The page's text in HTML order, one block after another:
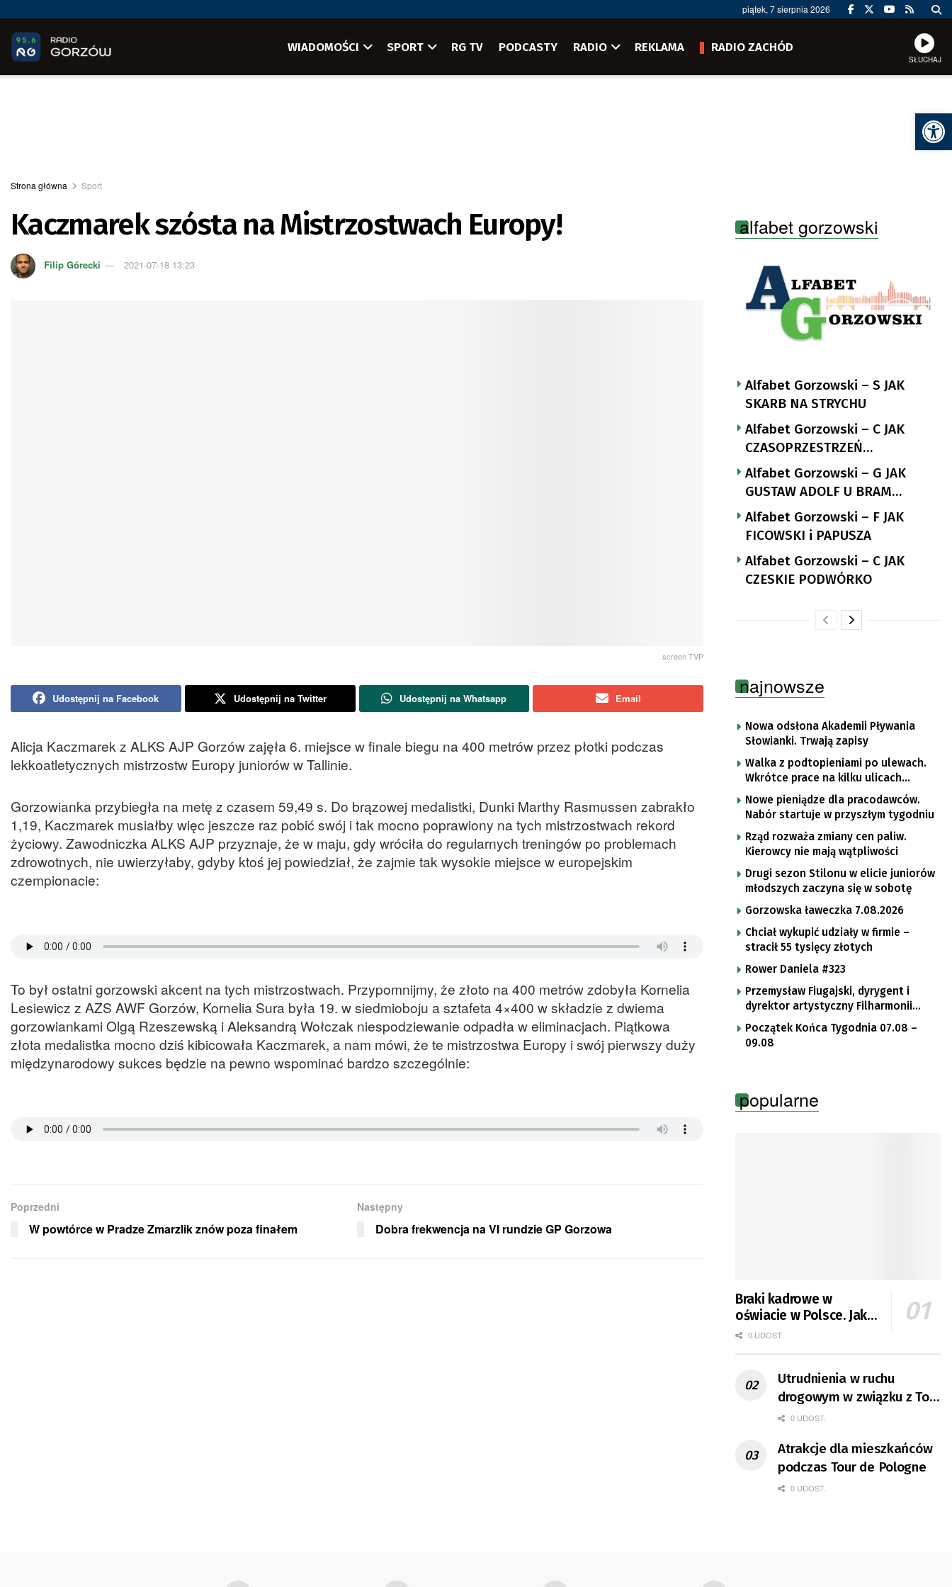
piątek, 7 sierpnia 2026
WIADOMOŚCI SPORT RG TV PODCASTY RADIO REKLAMA RADIO ZACHÓD
SŁUCHAJ
Strona główna Sport
Kaczmarek szósta na Mistrzostwach Europy!
Filip Górecki 2021-07-18 13:23
screen TVP
Udostępnij na Facebook Udostępnij na Twitter Udostępnij na Whatsapp Email
Alicja Kaczmarek z ALKS AJP Gorzów zajęła 6. miejsce w finale biegu na 400 metrów przez płotki podczas
lekkoatletycznych mistrzostw Europy juniorów w Tallinie.
Gorzowianka przybiegła na metę z czasem 59,49 s. Do brązowej medalistki, Dunki Marthy Rasmussen zabrakło
1,19, Kaczmarek musiałby więc jeszcze raz pobić swój i tak mocno poprawiony na tych mistrzostwach rekord
życiowy. Zawodniczka ALKS AJP przyznaje, że w maju, gdy wróciła do regularnych treningów po problemach
zdrowotnych, nie uwierzyłaby, gdyby ktoś jej powiedział, że zajmie tak wysokie miejsce w europejskim
czempionacie:
To był ostatni gorzowski akcent na tych mistrzostwach. Przypomnijmy, że złoto na 400 metrów zdobyła Kornelia
Lesiewicz z AZS AWF Gorzów, Kornelia Sura była 19. w siedmioboju a sztafeta 4×400 w składzie z dwiema
gorzowiankami Olgą Rzeszewską i Aleksandrą Wołczak niespodziewanie odpadła w eliminacjach. Piątkowa
złota medalistka mocno dziś kibicowała Kaczmarek, a nam mówi, że te mistrzostwa Europy i swój pierwszy duży
międzynarodowy sukces będzie na pewno wspominać bardzo szczególnie:
Poprzedni
W powtórce w Pradze Zmarzlik znów poza finałem
Następny
Dobra frekwencja na VI rundzie GP Gorzowa
alfabet gorzowski
Alfabet Gorzowski – S JAK
SKARB NA STRYCHU
Alfabet Gorzowski – C JAK
CZASOPRZESTRZEŃ
NUTTGENSA
Alfabet Gorzowski – G JAK
GUSTAW ADOLF U BRAM
LANDSBERGA
Alfabet Gorzowski – F JAK
FICOWSKI i PAPUSZA
Alfabet Gorzowski – C JAK
CZESKIE PODWÓRKO
najnowsze
Nowa odsłona Akademii Pływania
Słowianki. Trwają zapisy
Walka z podtopieniami po ulewach.
Wkrótce prace na kilku ulicach
Gorzowa
Nowe pieniądze dla pracodawców.
Nabór startuje w przyszłym tygodniu
Rząd rozważa zmiany cen paliw.
Kierowcy nie mają wątpliwości
Drugi sezon Stilonu w elicie juniorów
młodszych zaczyna się w sobotę
Gorzowska ławeczka 7.08.2026
Chciał wykupić udziały w firmie –
stracił 55 tysięcy złotych
Rower Daniela #323
Przemysław Fiugajski, dyrygent i
dyrektor artystyczny Filharmonii
Gorzowskiej
Początek Końca Tygodnia 07.08 –
09.08
popularne
Braki kadrowe w
oświacie w Polsce. Jak
jest w Gorzowie?
0 UDOST.
Utrudnienia w ruchu
drogowym w związku z Tour
de Pologne
0 UDOST.
Atrakcje dla mieszkańców
podczas Tour de Pologne
0 UDOST.